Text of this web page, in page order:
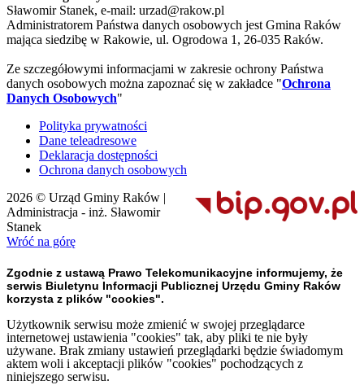
Sławomir Stanek, e-mail: urzad@rakow.pl
Administratorem Państwa danych osobowych jest Gmina Raków
mająca siedzibę w Rakowie, ul. Ogrodowa 1, 26-035 Raków.
Ze szczegółowymi informacjami w zakresie ochrony Państwa
danych osobowych można zapoznać się w zakładce "Ochrona
Danych Osobowych"
Polityka prywatności
Dane teleadresowe
Deklaracja dostępności
Ochrona danych osobowych
2026 © Urząd Gminy Raków |
Administracja - inż. Sławomir
Stanek
Wróć na górę
Zgodnie z ustawą Prawo Telekomunikacyjne informujemy, że
serwis Biuletynu Informacji Publicznej Urzędu Gminy Raków
korzysta z plików "cookies".
Użytkownik serwisu może zmienić w swojej przeglądarce
internetowej ustawienia "cookies" tak, aby pliki te nie były
używane. Brak zmiany ustawień przeglądarki będzie świadomym
aktem woli i akceptacji plików "cookies" pochodzących z
niniejszego serwisu.